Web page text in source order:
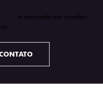
e concordo em receber